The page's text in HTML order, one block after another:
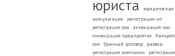
юриста
юридическая
консультация
регистрация ип
регистрация ооо
ликвидация ооо
ликвидация предприятия
ооо
брачный договор
развод.
регистрация компании